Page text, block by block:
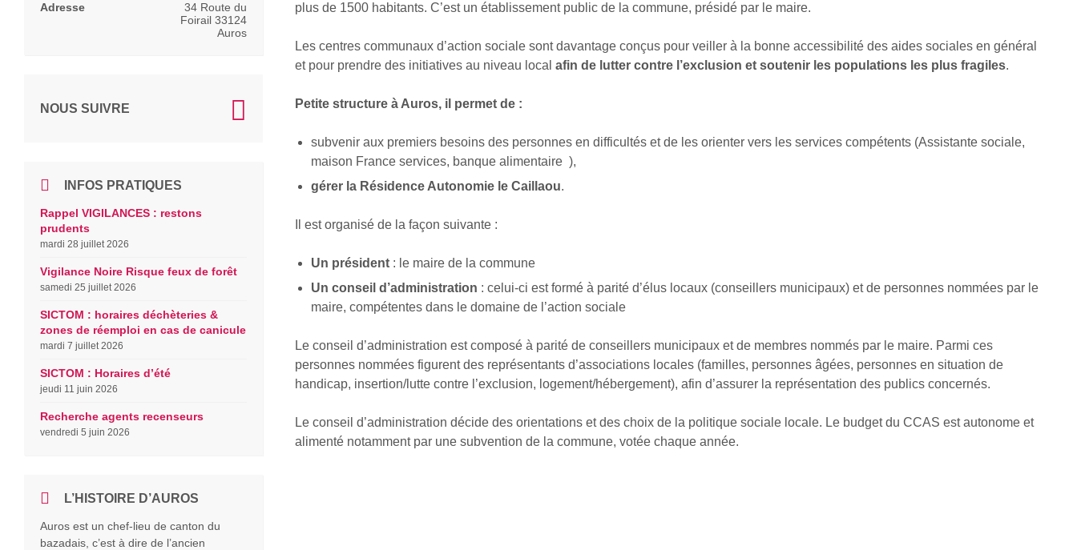
plus de 1500 habitants. C’est un établissement public de la commune, présidé par le maire.
Les centres communaux d’action sociale sont davantage conçus pour veiller à la bonne accessibilité des aides sociales en général
et pour prendre des initiatives au niveau localafin de lutter contre l’exclusion et soutenir les populations les plus fragiles.
Petite structure à Auros, il permet de :
subvenir aux premiers besoins des personnes en difficultés et de les orienter vers les services compétents (Assistante sociale,
maison France services, banque alimentaire ),
gérer la Résidence Autonomie le Caillaou.
Il est organisé de la façon suivante :
Un président : le maire de la commune
Un conseil d’administration : celui-ci est formé à parité d’élus locaux (conseillers municipaux) et de personnes nommées par le
maire, compétentes dans le domaine de l’action sociale
Le conseil d’administration est composé à parité de conseillers municipaux et de membres nommés par le maire. Parmi ces
personnes nommées figurent des représentants d’associations locales (familles, personnes âgées, personnes en situation de
handicap, insertion/lutte contre l’exclusion, logement/hébergement), afin d’assurer la représentation des publics concernés.
Le conseil d’administration décide des orientations et des choix de la politique sociale locale. Le budget du CCAS est autonome et
alimenté notamment par une subvention de la commune, votée chaque année.
Adresse
34 Route du
Foirail 33124
Auros
NOUS SUIVRE
INFOS PRATIQUES
Rappel VIGILANCES : restons
prudents
mardi 28 juillet 2026
Vigilance Noire Risque feux de forêt
samedi 25 juillet 2026
SICTOM : horaires déchèteries &
zones de réemploi en cas de canicule
mardi 7 juillet 2026
SICTOM : Horaires d’été
jeudi 11 juin 2026
Recherche agents recenseurs
vendredi 5 juin 2026
L’HISTOIRE D’AUROS
Auros est un chef-lieu de canton du
bazadais, c’est à dire de l’ancien